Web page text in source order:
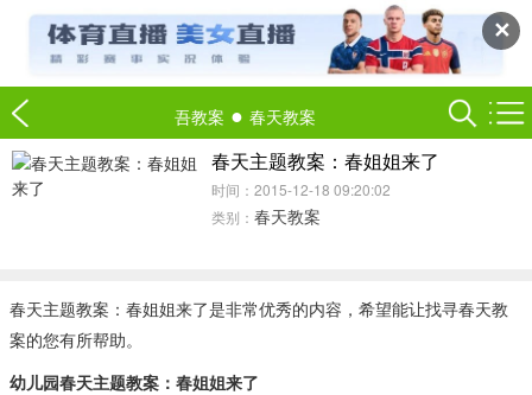
✕
吾教案 ● 春天教案
春天主题教案：春姐姐来了
时间：2015-12-18 09:20:02
类别： 春天教案
春天主题教案：春姐姐来了是非常优秀的内容，希望能让找寻春天教
案的您有所帮助。
幼儿园春天主题教案：春姐姐来了